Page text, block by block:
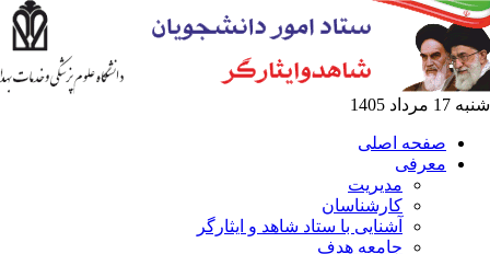
اصلی
مدیریت
کارشناسان
آشنایی با ستاد شاهد و ایثارگر
جامعه هدف